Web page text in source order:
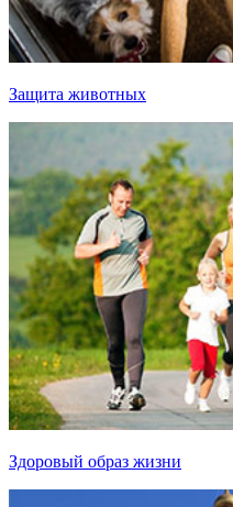
Защита животных
Здоровый образ жизни